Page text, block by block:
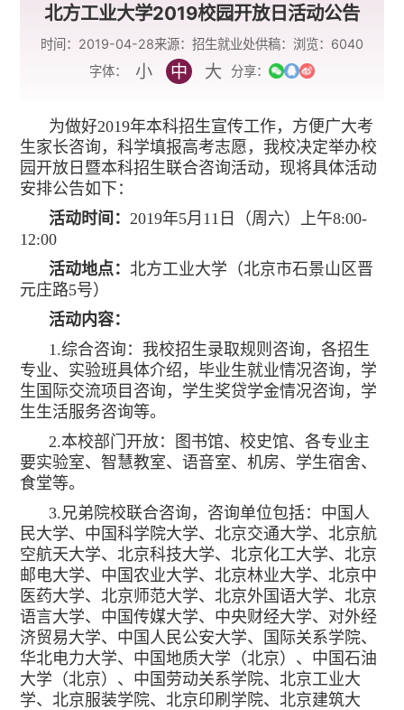
北方工业大学2019校园开放日活动公告
时间：2019-04-28来源：招生就业处供稿： 浏览： 6040
字体：
小 中 大 分享：
为做好2019年本科招生宣传工作，方便广大考
生家长咨询，科学填报高考志愿，我校决定举办校
园开放日暨本科招生联合咨询活动，现将具体活动
安排公告如下：
活动时间： 2019年5月11日（周六）上午8:00-
12:00
活动地点： 北方工业大学（北京市石景山区晋
元庄路5号）
活动内容：
1.综合咨询：我校招生录取规则咨询，各招生
专业、实验班具体介绍，毕业生就业情况咨询，学
生国际交流项目咨询，学生奖贷学金情况咨询，学
生生活服务咨询等。
2.本校部门开放：图书馆、校史馆、各专业主
要实验室、智慧教室、语音室、机房、学生宿舍、
食堂等。
3.兄弟院校联合咨询，咨询单位包括：中国人
民大学、中国科学院大学、北京交通大学、北京航
空航天大学、北京科技大学、北京化工大学、北京
邮电大学、中国农业大学、北京林业大学、北京中
医药大学、北京师范大学、北京外国语大学、北京
语言大学、中国传媒大学、中央财经大学、对外经
济贸易大学、中国人民公安大学、国际关系学院、
华北电力大学、中国地质大学（北京）、中国石油
大学（北京）、中国劳动关系学院、北京工业大
学、北京服装学院、北京印刷学院、北京建筑大